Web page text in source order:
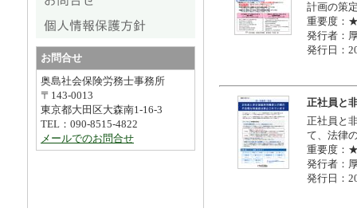
計画の策
重要度
発行者：
発行日：
正社員と
正社員と
て、法律
重要度
発行者：
発行日：
お問合せ
奥島社会保険労務士事務所
〒143-0013
東京都大田区大森南1-16-3
TEL：090-8515-4822
メールでのお問合せ